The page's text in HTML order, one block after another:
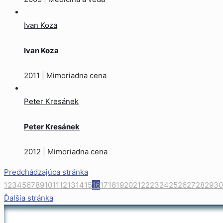
Ivan Koza
Ivan Koza
2011 | Mimoriadna cena
Peter Kresánek
Peter Kresánek
2012 | Mimoriadna cena
Predchádzajúca stránka
123456789101112131415161718192021222324252627282930
Ďalšia stránka